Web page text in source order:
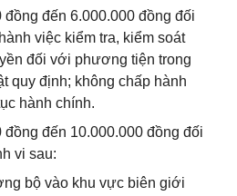
đến 6.000.000 đồng đối
việc kiểm tra, kiểm soát
đối với phương tiện trong
quy định; không chấp hành
hành chính.
đến 10.000.000 đồng đối
vi sau:
bộ vào khu vực biên giới